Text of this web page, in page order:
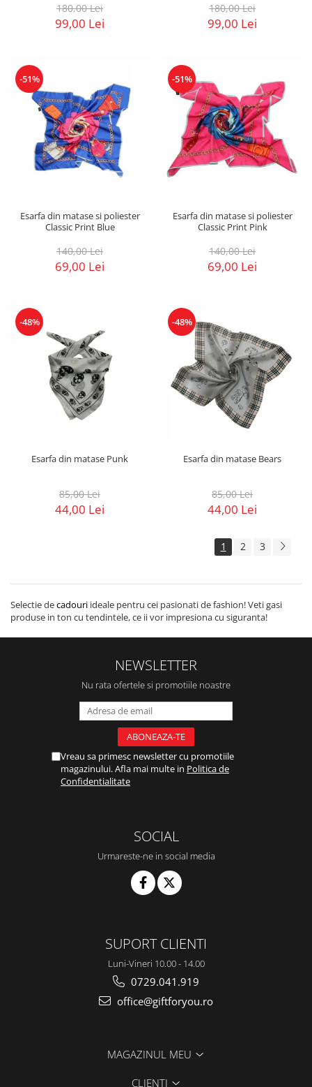
180,00 Lei
99,00 Lei
180,00 Lei
99,00 Lei
-51%
Esarfa din matase si poliester
Classic Print Blue
140,00 Lei
69,00 Lei
-51%
Esarfa din matase si poliester
Classic Print Pink
140,00 Lei
69,00 Lei
-48%
Esarfa din matase Punk
85,00 Lei
44,00 Lei
-48%
Esarfa din matase Bears
85,00 Lei
44,00 Lei
1 2 3
Selectie decadouri ideale pentru cei pasionati de fashion! Veti gasi
produse in ton cu tendintele, ce ii vor impresiona cu siguranta!
NEWSLETTER
Nu rata ofertele si promotiile noastre
Vreau sa primesc newsletter cu promotiile
magazinului. Afla mai multe in Politica de
Confidentialitate
SOCIAL
Urmareste-ne in social media
SUPORT CLIENTI
Luni-Vineri 10.00 - 14.00
0729.041.919
office@giftforyou.ro
MAGAZINUL MEU
CLIENTI